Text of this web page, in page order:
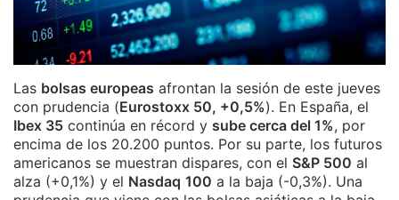
Las bolsas europeas afrontan la sesión de este jueves
con prudencia (Eurostoxx 50, +0,5%). En España, el
Ibex 35 continúa en récord y sube cerca del 1%, por
encima de los 20.200 puntos. Por su parte, los futuros
americanos se muestran dispares, con el S&P 500 al
alza (+0,1%) y el Nasdaq 100 a la baja (-0,3%). Una